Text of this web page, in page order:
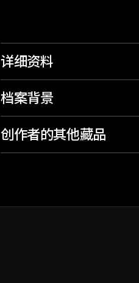
详细资料
档案背景
创作者的其他藏品